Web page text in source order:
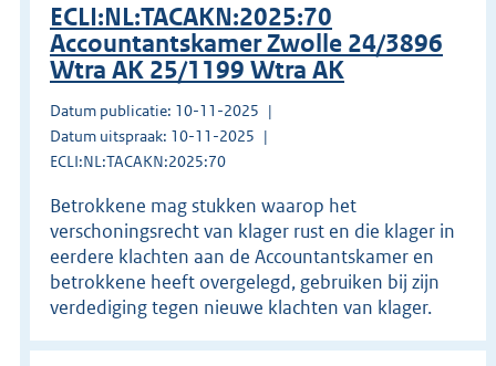
ECLI:NL:TACAKN:2025:70
Accountantskamer Zwolle 24/3896
Wtra AK 25/1199 Wtra AK
Datum publicatie: 10-11-2025
Datum uitspraak: 10-11-2025
ECLI:NL:TACAKN:2025:70
Betrokkene mag stukken waarop het
verschoningsrecht van klager rust en die klager in
eerdere klachten aan de Accountantskamer en
betrokkene heeft overgelegd, gebruiken bij zijn
verdediging tegen nieuwe klachten van klager.